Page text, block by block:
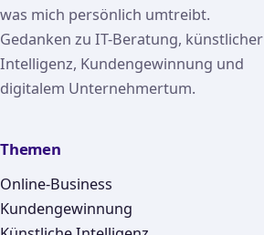
was mich persönlich umtreibt.
Gedanken zu IT-Beratung, künstlicher
Intelligenz, Kundengewinnung und
digitalem Unternehmertum.
Themen
Online-Business
Kundengewinnung